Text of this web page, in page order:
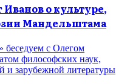
Иванов о культуре,
Мандельштама
беседуем с Олегом
философских наук,
и зарубежной литературы